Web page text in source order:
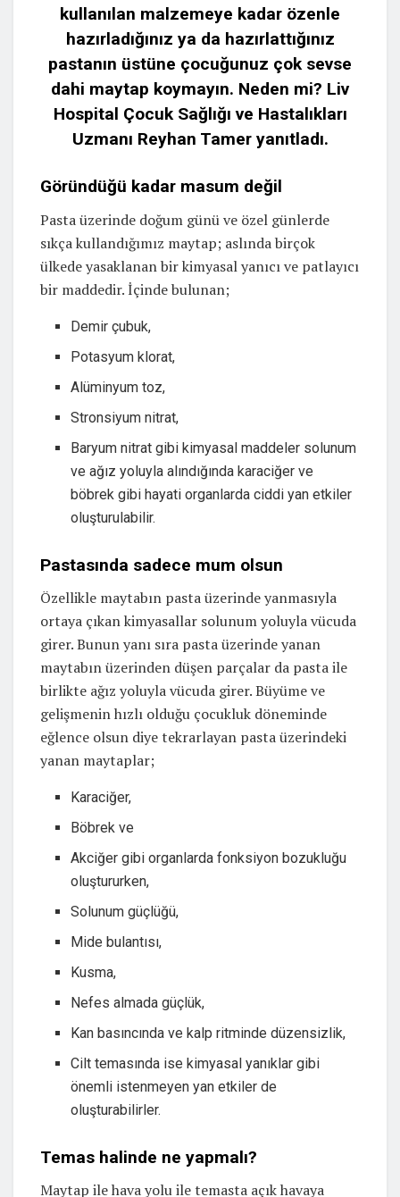
kullanılan malzemeye kadar özenle
hazırladığınız ya da hazırlattığınız
pastanın üstüne çocuğunuz çok sevse
dahi maytap koymayın. Neden mi? Liv
Hospital Çocuk Sağlığı ve Hastalıkları
Uzmanı Reyhan Tamer yanıtladı.
Göründüğü kadar masum değil
Pasta üzerinde doğum günü ve özel günlerde
sıkça kullandığımız maytap; aslında birçok
ülkede yasaklanan bir kimyasal yanıcı ve patlayıcı
bir maddedir. İçinde bulunan;
Demir çubuk,
Potasyum klorat,
Alüminyum toz,
Stronsiyum nitrat,
Baryum nitrat gibi kimyasal maddeler solunum
ve ağız yoluyla alındığında karaciğer ve
böbrek gibi hayati organlarda ciddi yan etkiler
oluşturulabilir.
Pastasında sadece mum olsun
Özellikle maytabın pasta üzerinde yanmasıyla
ortaya çıkan kimyasallar solunum yoluyla vücuda
girer. Bunun yanı sıra pasta üzerinde yanan
maytabın üzerinden düşen parçalar da pasta ile
birlikte ağız yoluyla vücuda girer. Büyüme ve
gelişmenin hızlı olduğu çocukluk döneminde
eğlence olsun diye tekrarlayan pasta üzerindeki
yanan maytaplar;
Karaciğer,
Böbrek ve
Akciğer gibi organlarda fonksiyon bozukluğu
oluştururken,
Solunum güçlüğü,
Mide bulantısı,
Kusma,
Nefes almada güçlük,
Kan basıncında ve kalp ritminde düzensizlik,
Cilt temasında ise kimyasal yanıklar gibi
önemli istenmeyen yan etkiler de
oluşturabilirler.
Temas halinde ne yapmalı?
Maytap ile hava yolu ile temasta açık havaya